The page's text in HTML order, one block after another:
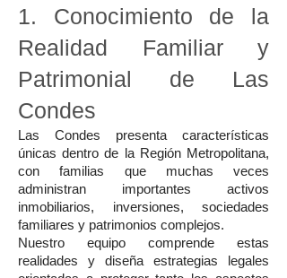
1. Conocimiento de la
Realidad Familiar y
Patrimonial de Las
Condes
Las Condes presenta características
únicas dentro de la Región Metropolitana,
con familias que muchas veces
administran importantes activos
inmobiliarios, inversiones, sociedades
familiares y patrimonios complejos.
Nuestro equipo comprende estas
realidades y diseña estrategias legales